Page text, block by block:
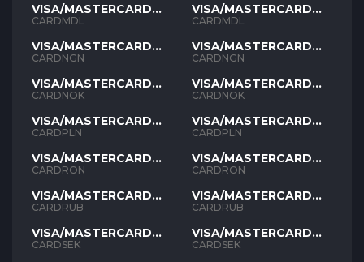
VISA/MASTERCARD
MDL
CARDMDL
VISA/MASTERCARD
NGN
CARDNGN
VISA/MASTERCARD
NOK
CARDNOK
VISA/MASTERCARD
PLN
CARDPLN
VISA/MASTERCARD
RON
CARDRON
VISA/MASTERCARD
RUB
CARDRUB
VISA/MASTERCARD
SEK
CARDSEK
VISA/MASTERCARD
MDL
CARDMDL
VISA/MASTERCARD
NGN
CARDNGN
VISA/MASTERCARD
NOK
CARDNOK
VISA/MASTERCARD
PLN
CARDPLN
VISA/MASTERCARD
RON
CARDRON
VISA/MASTERCARD
RUB
CARDRUB
VISA/MASTERCARD
SEK
CARDSEK